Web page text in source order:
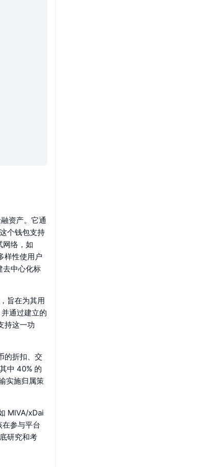
资产。它通
个钱包支持
网络，如
样性使用户
去中心化标
旨在为其用
通过建立的
持这一功
的折扣、交
中 40% 的
实施归属策
MIVA/xDai
参与平台
研究和考